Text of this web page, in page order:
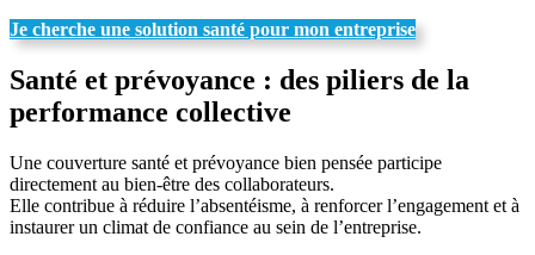
Je cherche une solution santé pour mon entreprise
Santé et prévoyance : des piliers de la
performance collective
Une couverture santé et prévoyance bien pensée participe
directement au bien-être des collaborateurs.
Elle contribue à réduire l’absentéisme, à renforcer l’engagement et à
instaurer un climat de confiance au sein de l’entreprise.